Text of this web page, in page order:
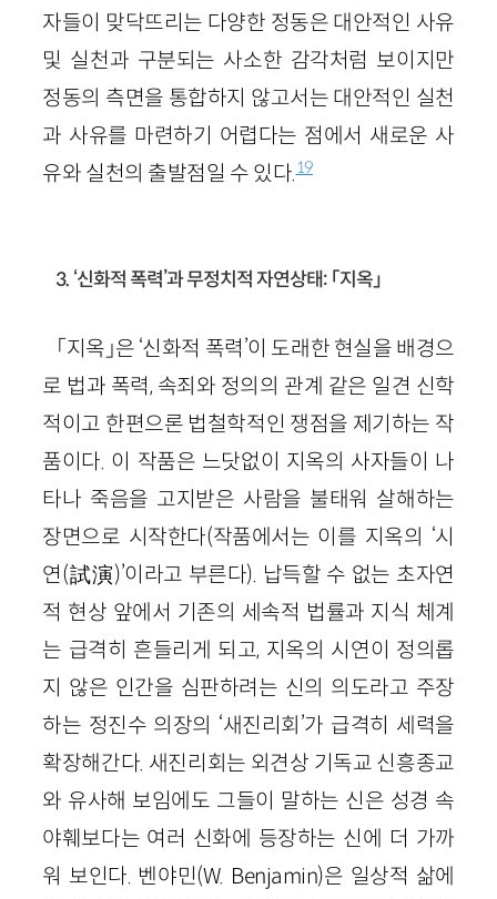
자들이 맞닥뜨리는 다양한 정동은 대안적인 사유
및 실천과 구분되는 사소한 감각처럼 보이지만
정동의 측면을 통합하지 않고서는 대안적인 실천
과 사유를 마련하기 어렵다는 점에서 새로운 사
유와 실천의 출발점일 수 있다.19
3. ‘신화적 폭력’과 무정치적 자연상태: 「지옥」
「지옥」은 ‘신화적 폭력’이 도래한 현실을 배경으
로 법과 폭력, 속죄와 정의의 관계 같은 일견 신학
적이고 한편으론 법철학적인 쟁점을 제기하는 작
품이다. 이 작품은 느닷없이 지옥의 사자들이 나
타나 죽음을 고지받은 사람을 불태워 살해하는
장면으로 시작한다(작품에서는 이를 지옥의 ‘시
연(試演)’이라고 부른다). 납득할 수 없는 초자연
적 현상 앞에서 기존의 세속적 법률과 지식 체계
는 급격히 흔들리게 되고, 지옥의 시연이 정의롭
지 않은 인간을 심판하려는 신의 의도라고 주장
하는 정진수 의장의 ‘새진리회’가 급격히 세력을
확장해간다. 새진리회는 외견상 기독교 신흥종교
와 유사해 보임에도 그들이 말하는 신은 성경 속
야훼보다는 여러 신화에 등장하는 신에 더 가까
워 보인다. 벤야민(W. Benjamin)은 일상적 삶에